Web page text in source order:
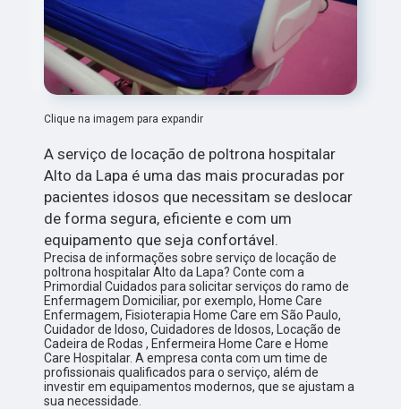
Clique na imagem para expandir
A serviço de locação de poltrona hospitalar
Alto da Lapa é uma das mais procuradas por
pacientes idosos que necessitam se deslocar
de forma segura, eficiente e com um
equipamento que seja confortável.
Precisa de informações sobre serviço de locação de
poltrona hospitalar Alto da Lapa? Conte com a
Primordial Cuidados para solicitar serviços do ramo de
Enfermagem Domiciliar, por exemplo, Home Care
Enfermagem, Fisioterapia Home Care em São Paulo,
Cuidador de Idoso, Cuidadores de Idosos, Locação de
Cadeira de Rodas , Enfermeira Home Care e Home
Care Hospitalar. A empresa conta com um time de
profissionais qualificados para o serviço, além de
investir em equipamentos modernos, que se ajustam a
sua necessidade.